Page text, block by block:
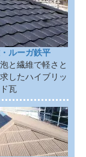
ルーガ鉄平
と繊維で軽さと
したハイブリッ
ド瓦